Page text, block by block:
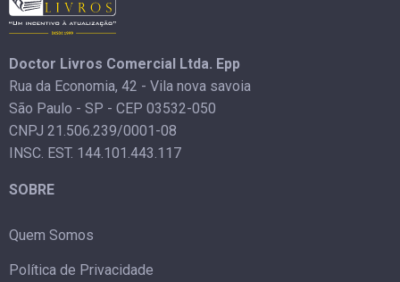
Doctor Livros Comercial Ltda. Epp
Rua da Economia, 42 - Vila nova savoia
São Paulo - SP - CEP 03532-050
CNPJ 21.506.239/0001-08
INSC. EST. 144.101.443.117
SOBRE
Quem Somos
Política de Privacidade